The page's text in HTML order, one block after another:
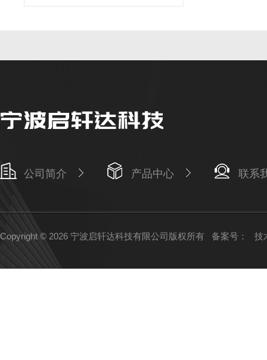
公司简介 产品中心 联系
Copyright © 2026 宁波启轩达科技有限公司版权所有 备案号： 技